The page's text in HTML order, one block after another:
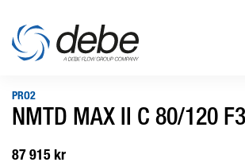
PRO2
NMTD MAX II C 80/120
87 915 kr